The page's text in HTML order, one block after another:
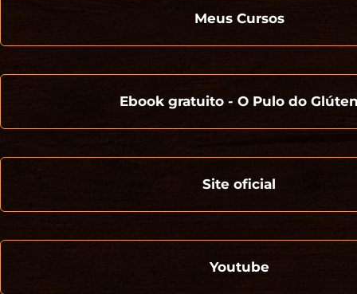
Meus Cursos
Ebook gratuito - O Pulo do
Site oficial
Youtube